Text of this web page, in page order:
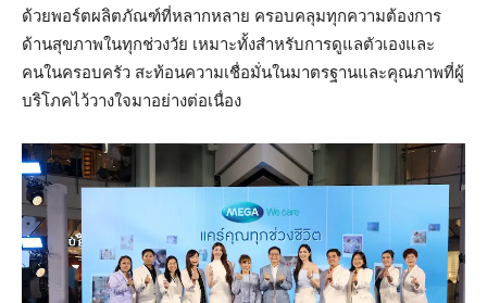
ด้วยพอร์ตผลิตภัณฑ์ที่หลากหลาย ครอบคลุมทุกความต้องการ
ด้านสุขภาพในทุกช่วงวัย เหมาะทั้งสำหรับการดูแลตัวเองและ
คนในครอบครัว สะท้อนความเชื่อมั่นในมาตรฐานและคุณภาพที่ผู้
บริโภคไว้วางใจมาอย่างต่อเนื่อง